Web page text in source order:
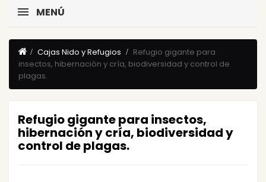
MENÚ
Cajas Nido y Refugios
Refugio gigante para
insectos, hibernación y cría, biodiversidad y control de
plagas.
Refugio gigante para insectos,
hibernación y cría, biodiversidad y
control de plagas.